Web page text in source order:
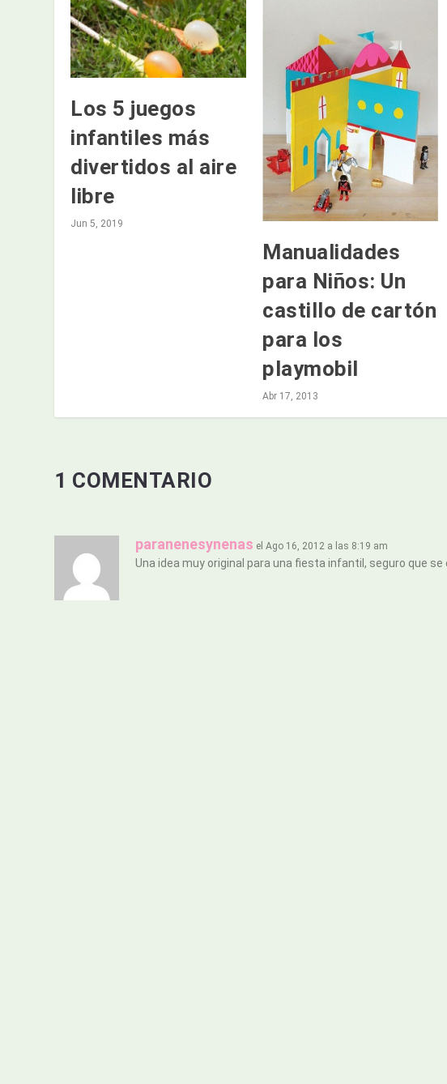
Los 5 juegos
infantiles más
divertidos al aire
libre
Jun 5, 2019
Manualidades
para Niños: Un
castillo de cartón
para los
playmobil
Abr 17, 2013
1 COMENTARIO
paranenesynenas el Ago 16, 2012 a las 8:19 am
Una idea muy original para una fiesta infantil, seguro que